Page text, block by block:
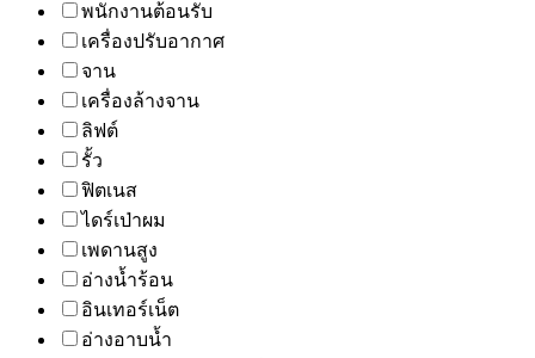
พนักงานต้อนรับ
เครื่องปรับอากาศ
จาน
เครื่องล้างจาน
ลิฟต์
รั้ว
ฟิตเนส
ไดร์เป่าผม
เพดานสูง
อ่างน้ำร้อน
อินเทอร์เน็ต
อ่างอาบน้ำ